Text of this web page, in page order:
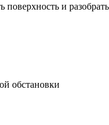
и
обстановки